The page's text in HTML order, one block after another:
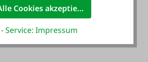
Zahlung auf Wunsch
mit Rechnung - auch
für Neukunden
Cookies akzeptieren
- Service: Impressum